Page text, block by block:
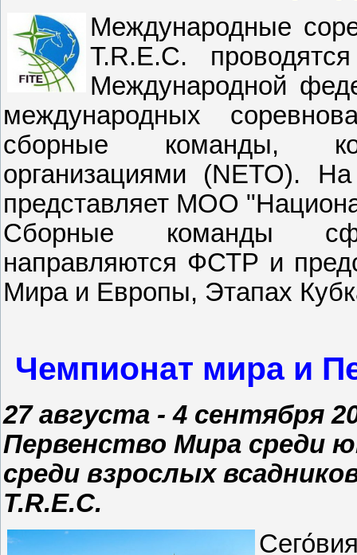
Международные
T.R.E.C.
Международной
международных
сборные команды,
организациями (NETO).
представляет МОО
Сборные команды
направляются ФСТР и
Мира и Европы, Этапах
Чемпионат мира и
27 августа - 4 сентября
Первенство Мира среди
среди взрослых
T.R.E.C.